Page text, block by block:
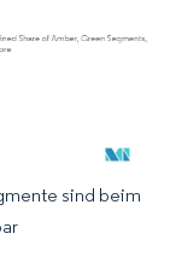
Namensnennung
sind beim